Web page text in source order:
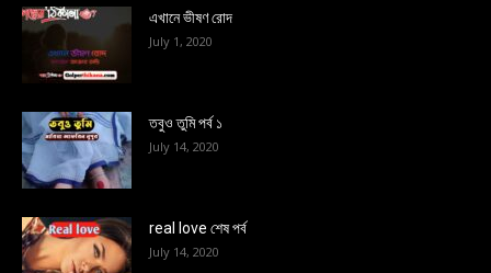
এখানে ভীষণ রোদ
July 1, 2020
তবুও তুমি পর্ব ১
July 14, 2020
real love শেষ পর্ব
July 14, 2020